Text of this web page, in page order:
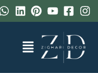
تخطي
إلى